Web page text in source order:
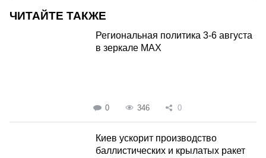
ЧИТАЙТЕ ТАКЖЕ
Региональная политика 3-6 августа
в зеркале MAX
0 346 0
Киев ускорит производство
баллистических и крылатых ракет